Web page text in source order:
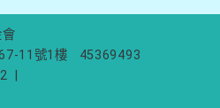
11號1樓
45369493